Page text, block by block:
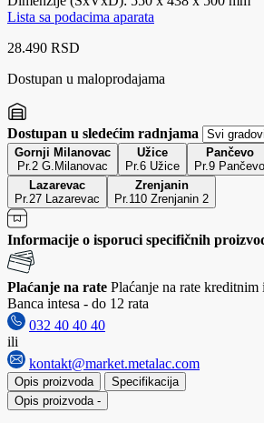
Lista sa podacima aparata
28.490 RSD
Dostupan u maloprodajama
Dostupan u sledećim radnjama
Gornji Milanovac
Pr.2 G.Milanovac
Užice
Pr.6 Užice
Pančevo
Pr.9 Pančevo
Lazarevac
Pr.27 Lazarevac
Zrenjanin
Pr.110 Zrenjanin 2
Informacije o isporuci specifičnih
Plaćanje na rate Plaćanje na rate
Banca intesa - do 12 rata
032 40 40 40
ili
kontakt@market.metalac.com
Opis proizvoda
Specifikacija
Opis proizvoda -